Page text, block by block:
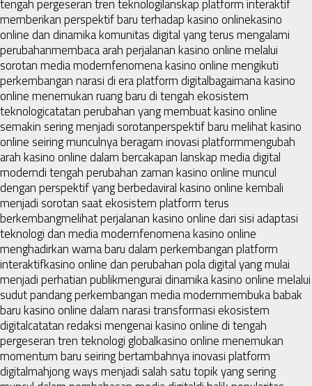
tengah pergeseran tren teknologilanskap platform interaktif
memberikan perspektif baru terhadap kasino onlinekasino
online dan dinamika komunitas digital yang terus mengalami
perubahanmembaca arah perjalanan kasino online melalui
sorotan media modernfenomena kasino online mengikuti
perkembangan narasi di era platform digitalbagaimana kasino
online menemukan ruang baru di tengah ekosistem
teknologicatatan perubahan yang membuat kasino online
semakin sering menjadi sorotanperspektif baru melihat kasino
online seiring munculnya beragam inovasi platformmengubah
arah kasino online dalam bercakapan lanskap media digital
moderndi tengah perubahan zaman kasino online muncul
dengan perspektif yang berbedaviral kasino online kembali
menjadi sorotan saat ekosistem platform terus
berkembangmelihat perjalanan kasino online dari sisi adaptasi
teknologi dan media modernfenomena kasino online
menghadirkan warna baru dalam perkembangan platform
interaktifkasino online dan perubahan pola digital yang mulai
menjadi perhatian publikmengurai dinamika kasino online melalui
sudut pandang perkembangan media modernmembuka babak
baru kasino online dalam narasi transformasi ekosistem
digitalcatatan redaksi mengenai kasino online di tengah
pergeseran tren teknologi globalkasino online menemukan
momentum baru seiring bertambahnya inovasi platform
digitalmahjong ways menjadi salah satu topik yang sering